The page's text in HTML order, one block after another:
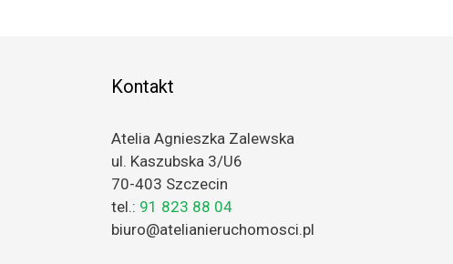
Kontakt
Atelia Agnieszka Zalewska
ul. Kaszubska 3/U6
70-403 Szczecin
tel.: 91 823 88 04
biuro@atelianieruchomosci.pl